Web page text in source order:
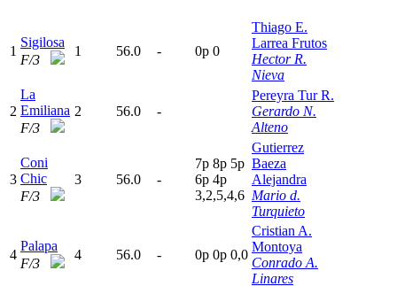
1
Sigilosa
F/3
1 56.0 - 0p 0
Thiago E.
Larrea Frutos
Hector R.
Nieva
2
La
Emiliana
F/3
2 56.0 -
Pereyra Tur R.
Gerardo N.
Alteno
3
Coni
Chic
F/3
3 56.0 -
7p 8p 5p
6p 4p
3,2,5,4,6
Gutierrez
Baeza
Alejandra
Mario d.
Turquieto
4
Palapa
F/3
4 56.0 - 0p 0p 0,0
Cristian A.
Montoya
Conrado A.
Linares